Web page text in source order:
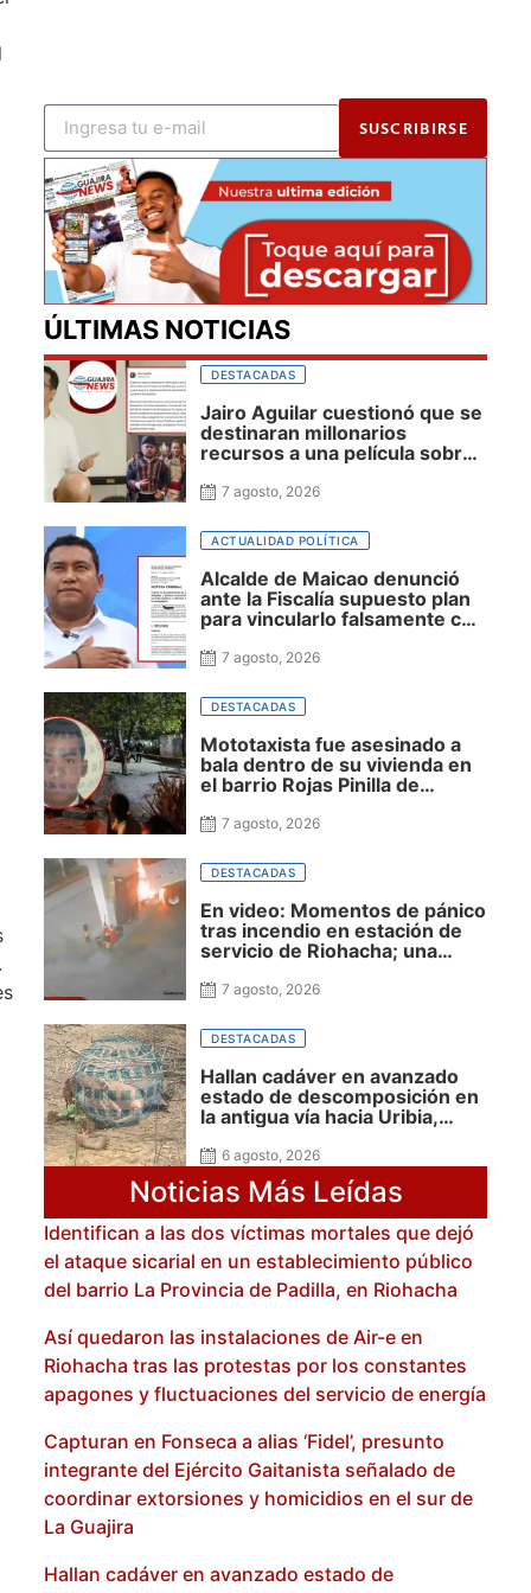
SUSCRIBIRSE
ÚLTIMAS NOTICIAS
DESTACADAS
Jairo Aguilar cuestionó que se
destinaran millonarios
recursos a una película sobre
nunca fue presentada en La
departamento, mientras
siguen sin financiación las
obras en su honor en
Riohacha
7 agosto, 2026
ACTUALIDAD POLÍTICA
Alcalde de Maicao denunció
ante la Fiscalía supuesto plan
para vincularlo falsamente con
7 agosto, 2026
DESTACADAS
Mototaxista fue asesinado a
bala dentro de su vivienda en
el barrio Rojas Pinilla de
7 agosto, 2026
DESTACADAS
En video: Momentos de pánico
tras incendio en estación de
servicio de Riohacha; una
durante una maniobra en
7 agosto, 2026
DESTACADAS
Hallan cadáver en avanzado
estado de descomposición en
la antigua vía hacia Uribia,
6 agosto, 2026
Noticias Más Leídas
Identifican a las dos víctimas mortales que dejó
el ataque sicarial en un establecimiento público
del barrio La Provincia de Padilla, en Riohacha
Así quedaron las instalaciones de Air-e en
Riohacha tras las protestas por los constantes
apagones y fluctuaciones del servicio de energía
Capturan en Fonseca a alias ‘Fidel’, presunto
integrante del Ejército Gaitanista señalado de
coordinar extorsiones y homicidios en el sur de
La Guajira
Hallan cadáver en avanzado estado de